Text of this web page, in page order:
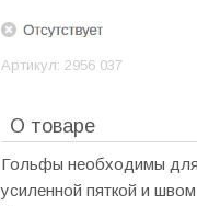
Артикул: 2956 037
О товаре
Гольфы необходимы для
усиленной пяткой и